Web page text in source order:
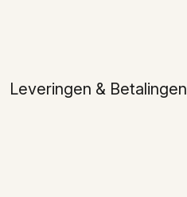
Leveringen & Betalingen